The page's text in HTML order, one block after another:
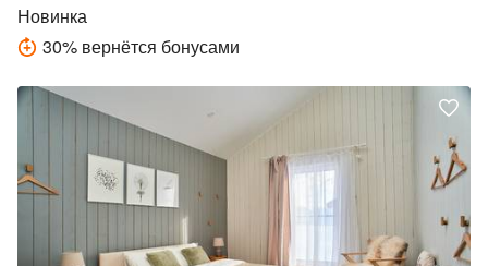
Новинка
30% вернётся бонусами